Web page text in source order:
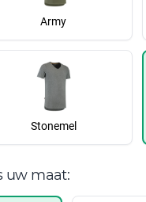
Army
Stonemel
uw maat: